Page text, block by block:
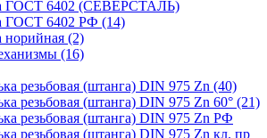
ГОСТ 6402 (СЕВЕРСТАЛЬ)
ГОСТ 6402 РФ (14)
(2)
(16)
резьбовая (штанга) DIN 975 Zn (40)
резьбовая (штанга) DIN 975 Zn 60° (21)
резьбовая (штанга) DIN 975 Zn РФ
резьбовая (штанга) DIN 975 Zn кл. пр